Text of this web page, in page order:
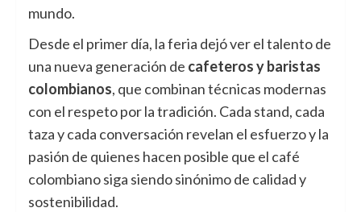
mundo.
Desde el primer día, la feria dejó ver el talento de
una nueva generación de cafeteros y baristas
colombianos, que combinan técnicas modernas
con el respeto por la tradición. Cada stand, cada
taza y cada conversación revelan el esfuerzo y la
pasión de quienes hacen posible que el café
colombiano siga siendo sinónimo de calidad y
sostenibilidad.